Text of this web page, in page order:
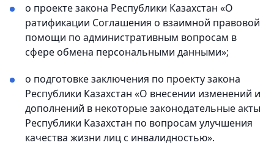
о проекте закона Республики Казахстан «О
ратификации Соглашения о взаимной правовой
помощи по административным вопросам в
сфере обмена персональными данными»;
о подготовке заключения по проекту закона
Республики Казахстан «О внесении изменений и
дополнений в некоторые законодательные акты
Республики Казахстан по вопросам улучшения
качества жизни лиц с инвалидностью».